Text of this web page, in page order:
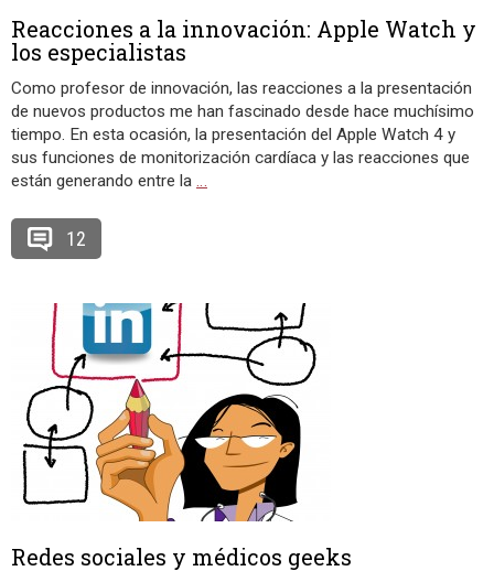
Reacciones a la innovación: Apple Watch y
los especialistas
Como profesor de innovación, las reacciones a la presentación
de nuevos productos me han fascinado desde hace muchísimo
tiempo. En esta ocasión, la presentación del Apple Watch 4 y
sus funciones de monitorización cardíaca y las reacciones que
están generando entre la …
12
Redes sociales y médicos geeks